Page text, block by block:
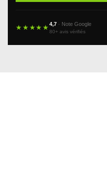
★★★★★4,7 · Note Google
80+ avis vérifiés